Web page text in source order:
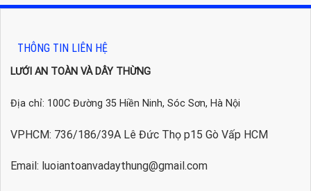
THÔNG TIN LIÊN HỆ
LƯỚI AN TOÀN VÀ DÂY THỪNG
Địa chỉ: 100C Đường 35 Hiền Ninh, Sóc Sơn, Hà Nội
VPHCM: 736/186/39A Lê Đức Thọ p15 Gò Vấp HCM
Email: luoiantoanvadaythung@gmail.com